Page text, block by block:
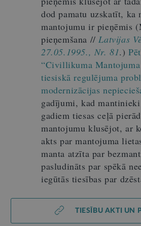
dod pamatu uzskatīt, ka
mantojumu ir pieņēmis
pieņemšana // Latvijas
27.05.1995., Nr. 81.)
“Civillikuma
tiesiskā regulējuma
modernizācijas
gadījumi, kad
gadiem tiesas ceļā
mantojumu klusējot, ar
akts par mantojuma
manta atzīta par
pasludināts par spēkā
iegūtās tiesības par
TIESĪBU AKTI UN